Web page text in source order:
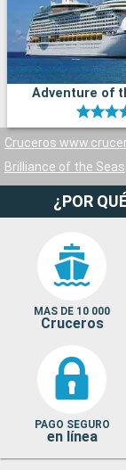
Adventure of
Cruceros
Brilliance of the Seas
¿POR
MAS DE 10 000
Cruceros
PAGO SEGURO
en línea